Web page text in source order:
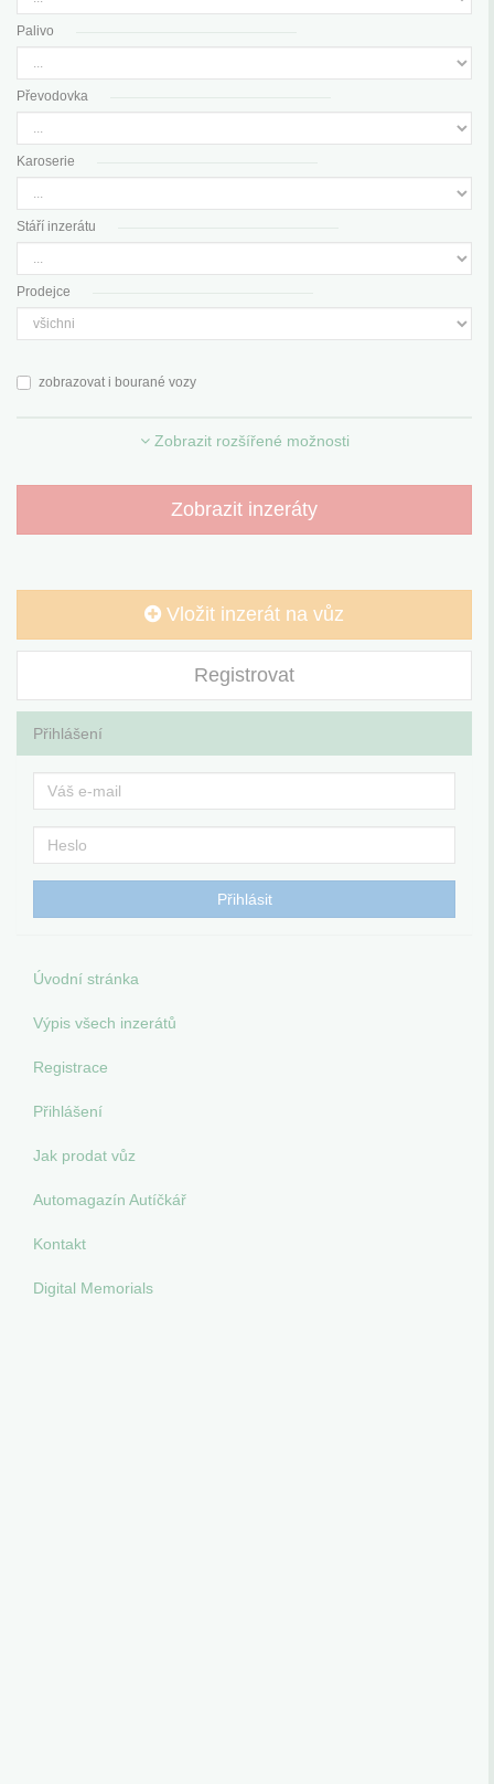
Palivo
Převodovka
Karoserie
Stáří inzerátu
Prodejce
zobrazovat i bourané vozy
Zobrazit rozšířené možnosti
Zobrazit inzeráty
Vložit inzerát na vůz
Registrovat
Přihlášení
Úvodní stránka
Výpis všech inzerátů
Registrace
Přihlášení
Jak prodat vůz
Automagazín Autíčkář
Kontakt
Digital Memorials